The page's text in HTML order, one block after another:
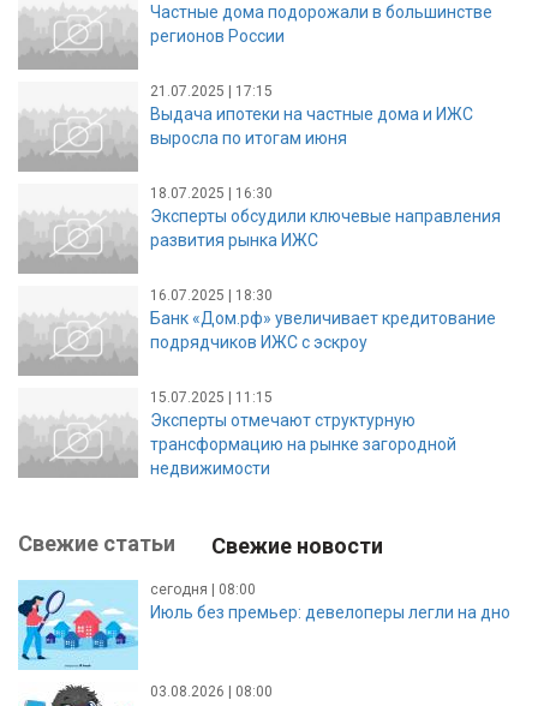
Частные дома подорожали в большинстве
регионов России
21.07.2025 | 17:15
Выдача ипотеки на частные дома и ИЖС
выросла по итогам июня
18.07.2025 | 16:30
Эксперты обсудили ключевые направления
развития рынка ИЖС
16.07.2025 | 18:30
Банк «Дом.рф» увеличивает кредитование
подрядчиков ИЖС с эскроу
15.07.2025 | 11:15
Эксперты отмечают структурную
трансформацию на рынке загородной
недвижимости
Свежие статьи Свежие новости
сегодня | 08:00
Июль без премьер: девелоперы легли на дно
03.08.2026 | 08:00